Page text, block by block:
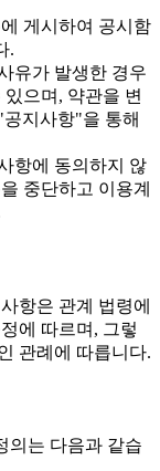
게시하여 공시함
.
유가 발생한 경우
으며, 약관을 변
지사항"을 통해
항에 동의하지 않
중단하고 이용계
항은 관계 법령에
에 따르며, 그렇
관례에 따릅니다.
의는 다음과 같습